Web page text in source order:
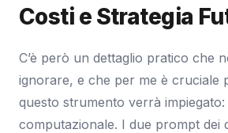
Costi e Strategia
C’è però un dettaglio pratico che
ignorare, e che per me è cruciale
questo strumento verrà
computazionale. I due prompt dei